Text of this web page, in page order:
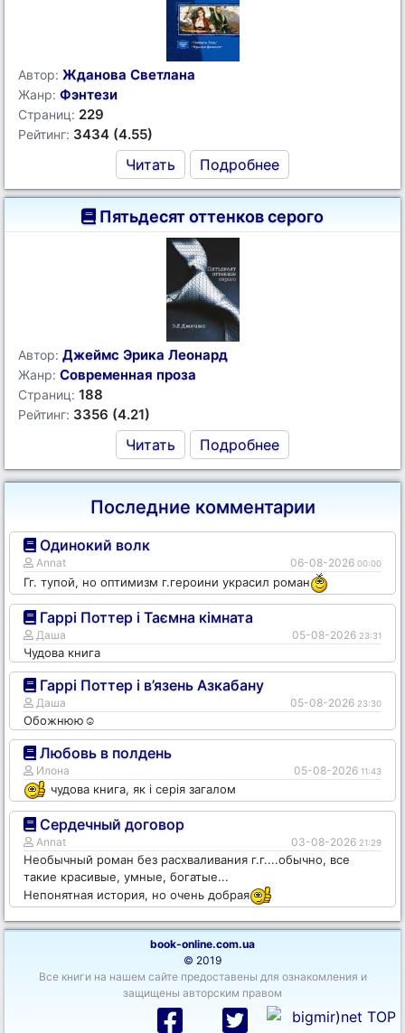
Автор: Жданова Светлана
Жанр: Фэнтези
Страниц: 229
Рейтинг: 3434 (4.55)
Читать Подробнее
Пятьдесят оттенков серого
Автор: Джеймс Эрика Леонард
Жанр: Современная проза
Страниц: 188
Рейтинг: 3356 (4.21)
Читать Подробнее
Последние комментарии
Одинокий волк
Annat 06-08-2026 00:00
Гг. тупой, но оптимизм г.героини украсил роман
Гаррі Поттер і Таємна кімната
Даша 05-08-2026 23:31
Чудова книга
Гаррі Поттер і в’язень Азкабану
Даша 05-08-2026 23:30
Обожнюю☺️
Любовь в полдень
Илона 05-08-2026 11:43
чудова книга, як і серія загалом
Сердечный договор
Annat 03-08-2026 21:29
Необычный роман без расхваливания г.г....обычно, все
такие красивые, умные, богатые...
Непонятная история, но очень добрая
book-online.com.ua
© 2019
Все книги на нашем сайте предоставены для ознакомления и
защищены авторским правом